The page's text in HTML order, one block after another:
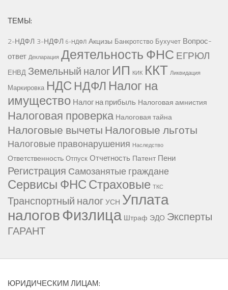
ТЕМЫ:
2-НДФЛ 3-НДФЛ 6-НДФЛ Акцизы Банкротство Бухучет Вопрос-
ответ Декларация Деятельность ФНС ЕГРЮЛ
ЕНВД Земельный налог ИП КИК ККТ Ликвидация
Маркировка НДС НДФЛ Налог на
имущество Налог на прибыль Налоговая амнистия
Налоговая проверка Налоговая тайна
Налоговые вычетыНалоговые льготы
Налоговые правонарушения Наследство
Ответственность Отпуск Отчетность Патент Пени
Регистрация Самозанятые граждане
Сервисы ФНССтраховые ТКС
Транспортный налогУСН Уплата
налоговФизлица Штраф ЭДО Эксперты
ГАРАНТ
ЮРИДИЧЕСКИМ ЛИЦАМ: